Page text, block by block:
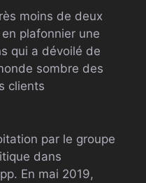
moins de deux
plafonnier une
qui a dévoilé de
sombre des
clients
par le groupe
dans
En mai 2019,